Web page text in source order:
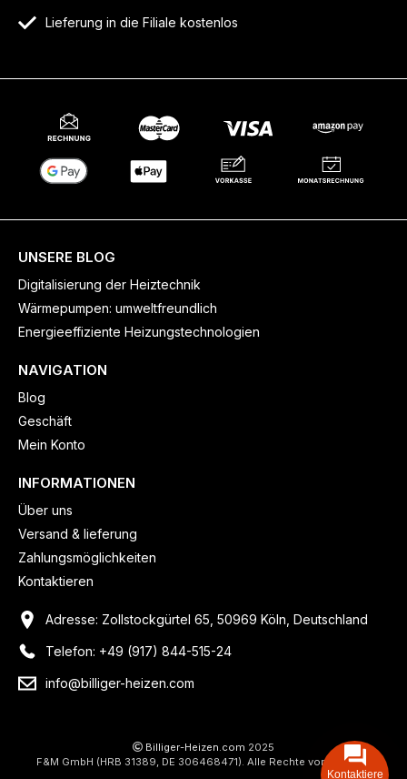
Lieferung in die Filiale kostenlos
UNSERE BLOG
Digitalisierung der Heiztechnik
Wärmepumpen: umweltfreundlich
Energieeffiziente Heizungstechnologien
NAVIGATION
Blog
Geschäft
Mein Konto
INFORMATIONEN
Über uns
Versand & lieferung
Zahlungsmöglichkeiten
Kontaktieren
Adresse: Zollstockgürtel 65, 50969 Köln, Deutschland
Telefon: +49 (917) 844-515-24
info@billiger-heizen.com
Billiger-Heizen.com 2025
F&M GmbH (HRB 31389, DE 306468471). Alle Rechte vorbehalten.
Kontaktiere